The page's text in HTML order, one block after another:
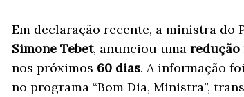
Em declaração recente, a ministra do
Simone Tebet, anunciou uma redução
nos próximos 60 dias. A informação
no programa “Bom Dia, Ministra”,